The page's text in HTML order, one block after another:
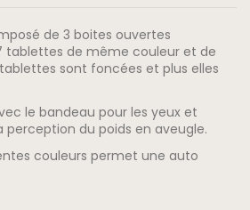
de 3 boites ouvertes
de même couleur et de
sont foncées et plus elles
le bandeau pour les yeux et
perception du poids en aveugle.
couleurs permet une auto